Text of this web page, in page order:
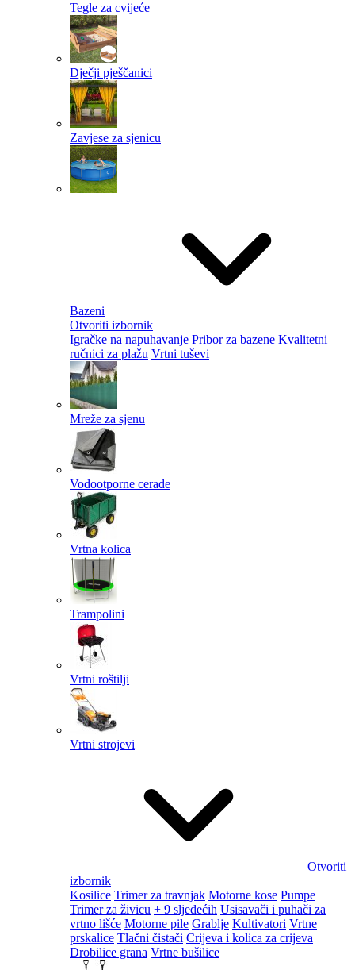
Tegle za cvijeće
Dječji pješčanici
Zavjese za sjenicu
Bazeni
Otvoriti izbornik
Igračke na napuhavanje Pribor za bazene Kvalitetni
ručnici za plažu Vrtni tuševi
Mreže za sjenu
Vodootporne cerade
Vrtna kolica
Trampolini
Vrtni roštilji
Vrtni strojevi
Otvoriti
izbornik
Kosilice Trimer za travnjak Motorne kose Pumpe
Trimer za živicu + 9 sljedećih Usisavači i puhači za
vrtno lišće Motorne pile Grablje Kultivatori Vrtne
prskalice Tlačni čistači Crijeva i kolica za crijeva
Drobilice grana Vrtne bušilice